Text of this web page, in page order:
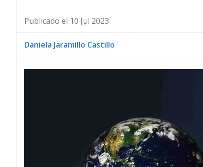
Publicado el 10 Jul 2023
Daniela Jaramillo Castillo